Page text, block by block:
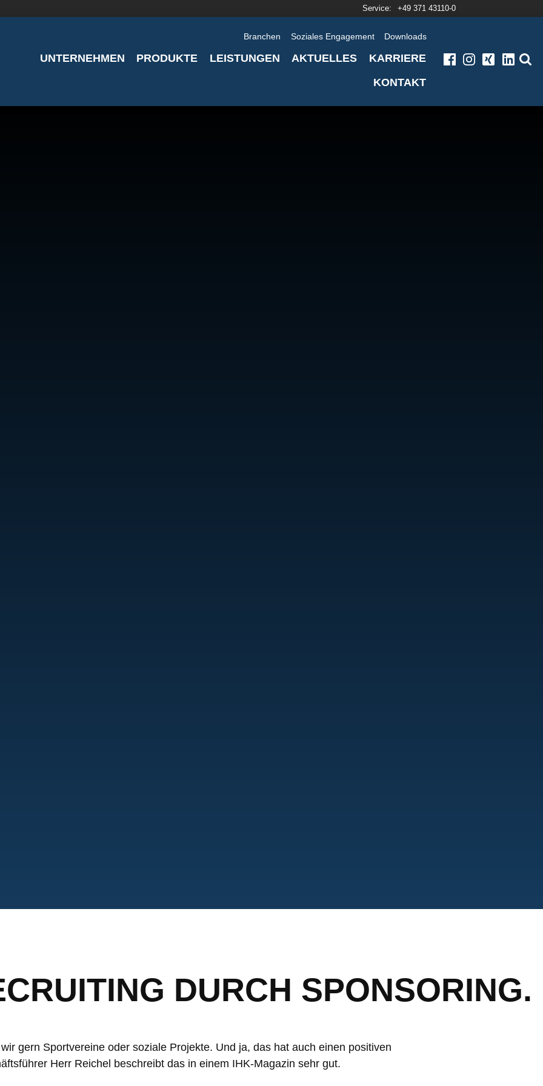
Service: +49 371 43110-0
Branchen Soziales Engagement Downloads
UNTERNEHMEN PRODUKTE LEISTUNGEN AKTUELLES
KARRIERE
KONTAKT
DURCH SPONSORING.
gern Sportvereine oder soziale Projekte. Und ja, das hat auch einen positiven
Herr Reichel beschreibt das in einem IHK-Magazin sehr gut.